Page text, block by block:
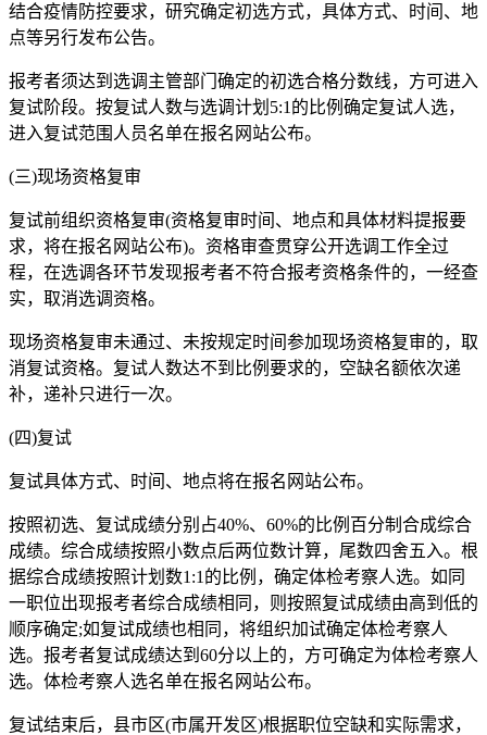
结合疫情防控要求，研究确定初选方式，具体方式、时间、地
点等另行发布公告。
报考者须达到选调主管部门确定的初选合格分数线，方可进入
复试阶段。按复试人数与选调计划5:1的比例确定复试人选，
进入复试范围人员名单在报名网站公布。
(三)现场资格复审
复试前组织资格复审(资格复审时间、地点和具体材料提报要
求，将在报名网站公布)。资格审查贯穿公开选调工作全过
程，在选调各环节发现报考者不符合报考资格条件的，一经查
实，取消选调资格。
现场资格复审未通过、未按规定时间参加现场资格复审的，取
消复试资格。复试人数达不到比例要求的，空缺名额依次递
补，递补只进行一次。
(四)复试
复试具体方式、时间、地点将在报名网站公布。
按照初选、复试成绩分别占40%、60%的比例百分制合成综合
成绩。综合成绩按照小数点后两位数计算，尾数四舍五入。根
据综合成绩按照计划数1:1的比例，确定体检考察人选。如同
一职位出现报考者综合成绩相同，则按照复试成绩由高到低的
顺序确定;如复试成绩也相同，将组织加试确定体检考察人
选。报考者复试成绩达到60分以上的，方可确定为体检考察人
选。体检考察人选名单在报名网站公布。
复试结束后，县市区(市属开发区)根据职位空缺和实际需求，